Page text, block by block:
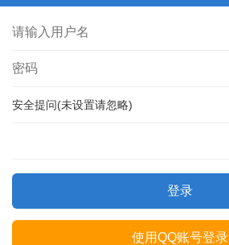
安全提问(未设置请忽略)
登录
使用QQ账号登录